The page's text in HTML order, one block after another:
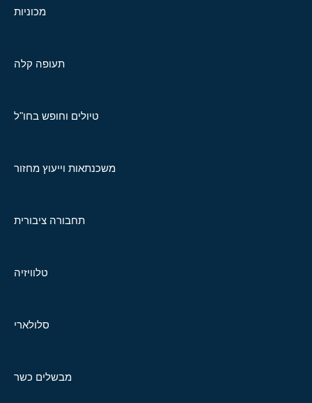
מכוניות
תעופה קלה
טיולים וחופש בחו"ל
משכנתאות וייעוץ מחזור
תחבורה ציבורית
טלוויזיה
סלולארי
מבשלים כשר